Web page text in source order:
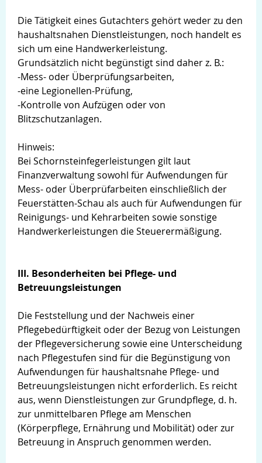
Die Tätigkeit eines Gutachters gehört weder zu den
haushaltsnahen Dienstleistungen, noch handelt es
sich um eine Handwerkerleistung.
Grundsätzlich nicht begünstigt sind daher z. B.:
-Mess- oder Überprüfungsarbeiten,
-eine Legionellen-Prüfung,
-Kontrolle von Aufzügen oder von
Blitzschutzanlagen.
Hinweis:
Bei Schornsteinfegerleistungen gilt laut
Finanzverwaltung sowohl für Aufwendungen für
Mess- oder Überprüfarbeiten einschließlich der
Feuerstätten-Schau als auch für Aufwendungen für
Reinigungs- und Kehrarbeiten sowie sonstige
Handwerkerleistungen die Steuerermäßigung.
III. Besonderheiten bei Pflege- und
Betreuungsleistungen
Die Feststellung und der Nachweis einer
Pflegebedürftigkeit oder der Bezug von Leistungen
der Pflegeversicherung sowie eine Unterscheidung
nach Pflegestufen sind für die Begünstigung von
Aufwendungen für haushaltsnahe Pflege- und
Betreuungsleistungen nicht erforderlich. Es reicht
aus, wenn Dienstleistungen zur Grundpflege, d. h.
zur unmittelbaren Pflege am Menschen
(Körperpflege, Ernährung und Mobilität) oder zur
Betreuung in Anspruch genommen werden.